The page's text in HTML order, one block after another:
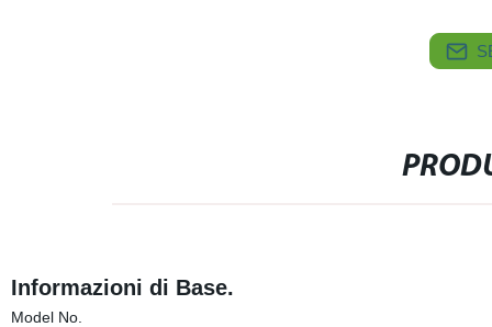
Informazioni di Base.
Model No.